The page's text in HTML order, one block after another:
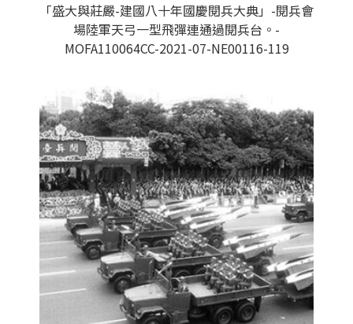
「盛大與莊嚴-建國八十年國慶閱兵大典」-閱兵會
場陸軍天弓一型飛彈連通過閱兵台。-
MOFA110064CC-2021-07-NE00116-119